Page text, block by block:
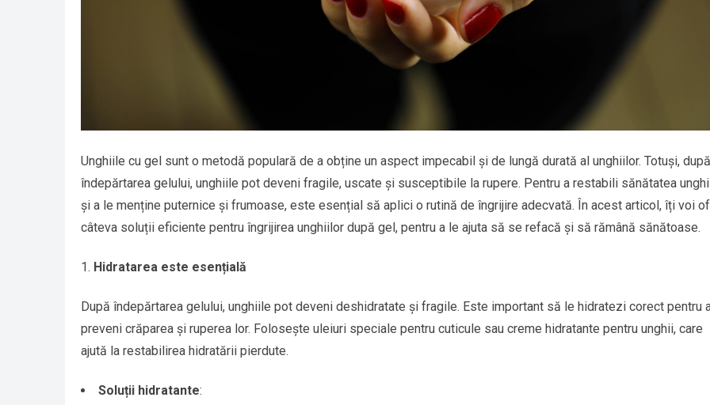
Unghiile cu gel sunt o metodă populară de a obține un aspect impecabil și de lungă durată al unghiilor. Totuși, după
îndepărtarea gelului, unghiile pot deveni fragile, uscate și susceptibile la rupere. Pentru a restabili sănătatea
și a le menține puternice și frumoase, este esențial să aplici o rutină de îngrijire adecvată. În acest articol, îți voi
câteva soluții eficiente pentru îngrijirea unghiilor după gel, pentru a le ajuta să se refacă și să rămână sănătoase.
Hidratarea este esențială
După îndepărtarea gelului, unghiile pot deveni deshidratate și fragile. Este important să le hidratezi corect pentru
preveni crăparea și ruperea lor. Folosește uleiuri speciale pentru cuticule sau creme hidratante pentru unghii, care
ajută la restabilirea hidratării pierdute.
Soluții hidratante: